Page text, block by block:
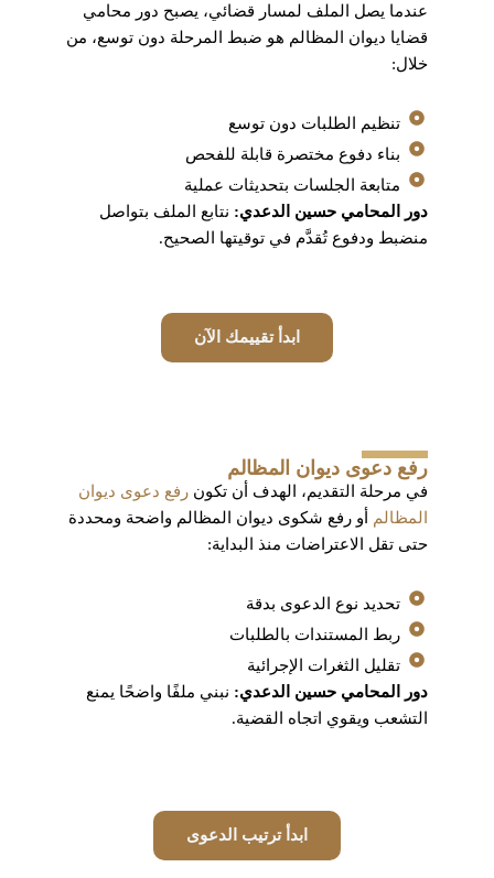
عندما يصل الملف لمسار قضائي، يصبح دور محامي
قضايا ديوان المظالم هو ضبط المرحلة دون توسع، من
خلال:
تنظيم الطلبات دون توسع
بناء دفوع مختصرة قابلة للفحص
متابعة الجلسات بتحديثات عملية
دور المحامي حسين الدعدي: نتابع الملف بتواصل
منضبط ودفوع تُقدَّم في توقيتها الصحيح.
ابدأ تقييمك الآن
رفع دعوى ديوان المظالم
في مرحلة التقديم، الهدف أن تكون رفع دعوى ديوان
المظالم
أو رفع شكوى ديوان المظالم واضحة ومحددة
حتى تقل الاعتراضات منذ البداية:
تحديد نوع الدعوى بدقة
ربط المستندات بالطلبات
تقليل الثغرات الإجرائية
دور المحامي حسين الدعدي: نبني ملفًا واضحًا يمنع
التشعب ويقوي اتجاه القضية.
ابدأ ترتيب الدعوى